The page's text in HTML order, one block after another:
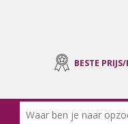
BESTE